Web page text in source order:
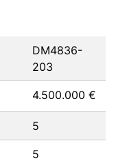
DM4836-
203
4.500.000 €
5
5